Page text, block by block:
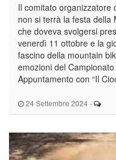
24 Settembre 2024 -
Il comitato organizzatore
non si terrà la festa della
che doveva svolgersi
venerdì 11 ottobre e la
fascino della mountain
emozioni del
Appuntamento con “Il